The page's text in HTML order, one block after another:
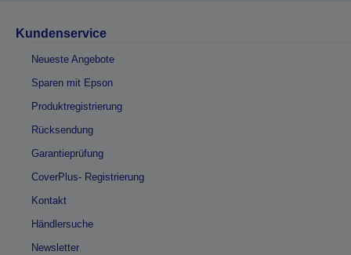
Kundenservice
Neueste Angebote
Sparen mit Epson
Produktregistrierung
Rücksendung
Garantieprüfung
CoverPlus- Registrierung
Kontakt
Händlersuche
Newsletter